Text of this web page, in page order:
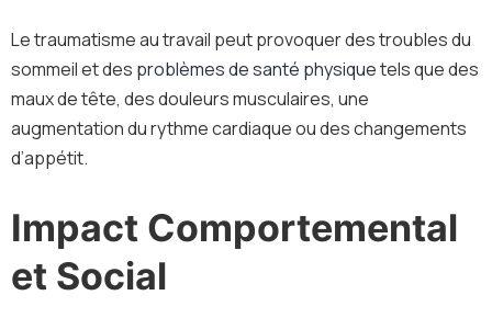
Le traumatisme au travail peut provoquer des troubles du
sommeil et des problèmes de santé physiquetels que des
maux de tête, des douleurs musculaires, une
augmentation du rythme cardiaque ou des changements
d’appétit.
Impact Comportemental
et Social